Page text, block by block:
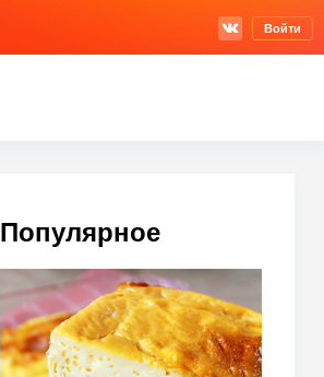
Войти
Популярное